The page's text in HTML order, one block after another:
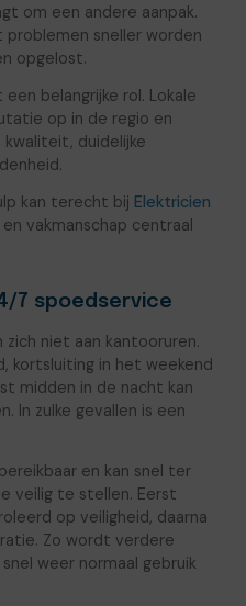
om een andere aanpak.
sneller worden
opgelost.
belangrijke rol. Lokale
op in de regio en
duidelijke
kan terecht bij Elektricien
vakmanschap centraal
7 spoedservice
niet aan kantooruren.
kortsluiting in het weekend
midden in de nacht kan
In zulke gevallen is een
en kan snel ter
veilig te stellen. Eerst
op veiligheid, daarna
Zo wordt verdere
weer normaal gebruik